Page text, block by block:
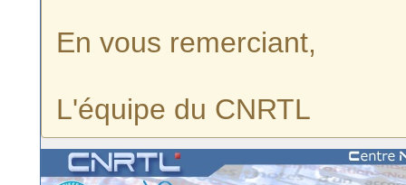
En vous remerciant,
L'équipe du CNRTL